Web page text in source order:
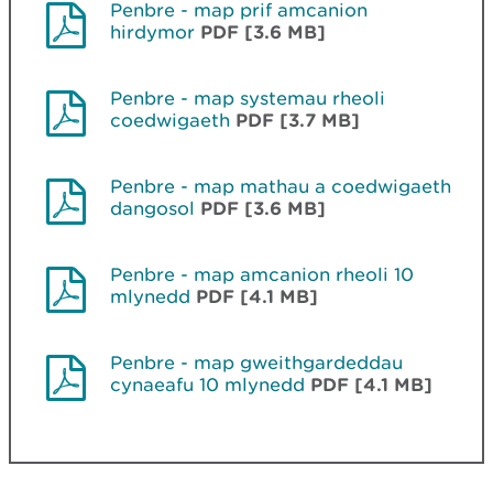
Penbre - map prif amcanion
hirdymor PDF [3.6 MB]
Penbre - map systemau rheoli
coedwigaeth PDF [3.7 MB]
Penbre - map mathau a coedwigaeth
dangosol PDF [3.6 MB]
Penbre - map amcanion rheoli 10
mlynedd PDF [4.1 MB]
Penbre - map gweithgardeddau
cynaeafu 10 mlynedd PDF [4.1 MB]